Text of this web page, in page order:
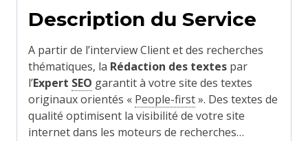
Description du Service
A partir de l’interview Client et des recherches
thématiques, la Rédaction des textes par
l’Expert SEO garantit à votre site des textes
originaux orientés « People-first». Des textes de
qualité optimisent la visibilité de votre site
internet dans les moteurs de recherches…